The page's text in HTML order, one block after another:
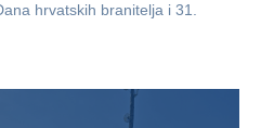
hrvatskih branitelja i 31.